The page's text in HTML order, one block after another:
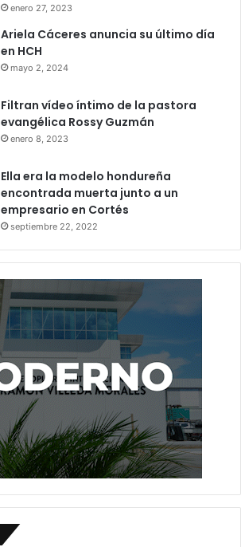
enero 27, 2023
Ariela Cáceres anuncia su último día
en HCH
mayo 2, 2024
Filtran vídeo íntimo de la pastora
evangélica Rossy Guzmán
enero 8, 2023
Ella era la modelo hondureña
encontrada muerta junto a un
empresario en Cortés
septiembre 22, 2022